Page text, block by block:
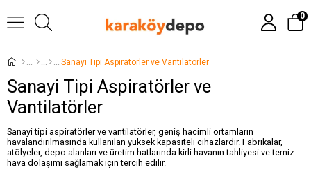
0
Sanayi Tipi Aspiratörler ve Vantilatörler
Sanayi Tipi Aspiratörler ve
Vantilatörler
Sanayi tipi aspiratörler ve vantilatörler, geniş hacimli ortamların
havalandırılmasında kullanılan yüksek kapasiteli cihazlardır. Fabrikalar,
atölyeler, depo alanları ve üretim hatlarında kirli havanın tahliyesi ve temiz
hava dolaşımı sağlamak için tercih edilir.